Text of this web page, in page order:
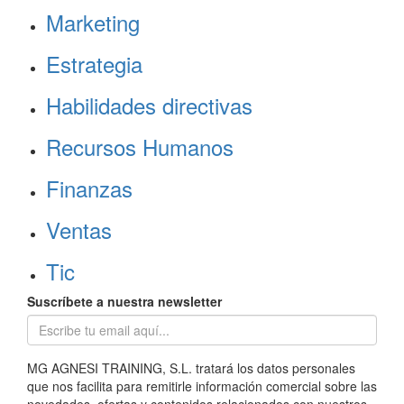
Marketing
Estrategia
Habilidades directivas
Recursos Humanos
Finanzas
Ventas
Tic
Suscríbete a nuestra newsletter
MG AGNESI TRAINING, S.L. tratará los datos personales
que nos facilita para remitirle información comercial sobre las